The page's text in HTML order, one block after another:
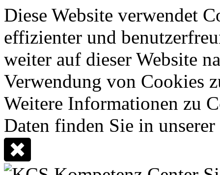
Diese Website verwendet
effizienter und
weiter auf dieser Website
Verwendung von Cookies
Weitere Informationen zu
Daten finden Sie in unserer